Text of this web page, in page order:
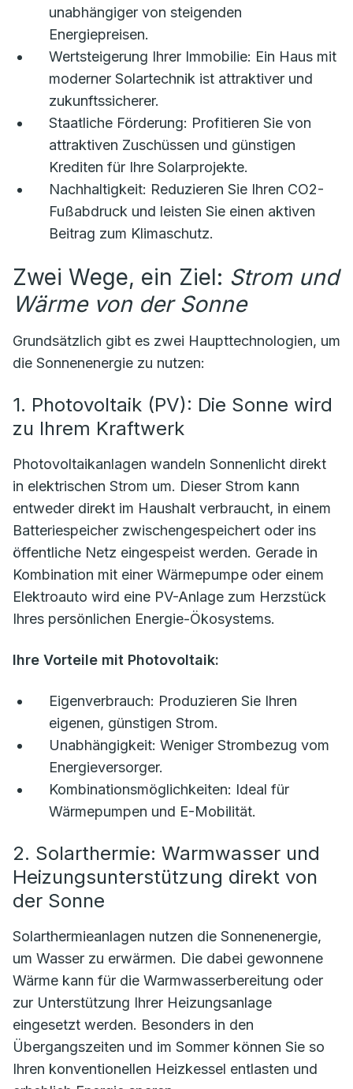
unabhängiger von steigenden
Energiepreisen.
Wertsteigerung Ihrer Immobilie: Ein Haus mit
moderner Solartechnik ist attraktiver und
zukunftssicherer.
Staatliche Förderung: Profitieren Sie von
attraktiven Zuschüssen und günstigen
Krediten für Ihre Solarprojekte.
Nachhaltigkeit: Reduzieren Sie Ihren CO2-
Fußabdruck und leisten Sie einen aktiven
Beitrag zum Klimaschutz.
Zwei Wege, ein Ziel: Strom und
Wärme von der Sonne
Grundsätzlich gibt es zwei Haupttechnologien, um
die Sonnenenergie zu nutzen:
1. Photovoltaik (PV): Die Sonne wird
zu Ihrem Kraftwerk
Photovoltaikanlagen wandeln Sonnenlicht direkt
in elektrischen Strom um. Dieser Strom kann
entweder direkt im Haushalt verbraucht, in einem
Batteriespeicher zwischengespeichert oder ins
öffentliche Netz eingespeist werden. Gerade in
Kombination mit einer Wärmepumpe oder einem
Elektroauto wird eine PV-Anlage zum Herzstück
Ihres persönlichen Energie-Ökosystems.
Ihre Vorteile mit Photovoltaik:
Eigenverbrauch: Produzieren Sie Ihren
eigenen, günstigen Strom.
Unabhängigkeit: Weniger Strombezug vom
Energieversorger.
Kombinationsmöglichkeiten: Ideal für
Wärmepumpen und E-Mobilität.
2. Solarthermie: Warmwasser und
Heizungsunterstützung direkt von
der Sonne
Solarthermieanlagen nutzen die Sonnenenergie,
um Wasser zu erwärmen. Die dabei gewonnene
Wärme kann für die Warmwasserbereitung oder
zur Unterstützung Ihrer Heizungsanlage
eingesetzt werden. Besonders in den
Übergangszeiten und im Sommer können Sie so
Ihren konventionellen Heizkessel entlasten und